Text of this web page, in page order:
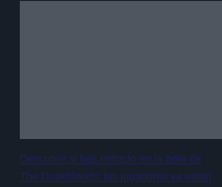
Descubre si has entrado en la beta de
The Duskbloods: los jugadores ya están